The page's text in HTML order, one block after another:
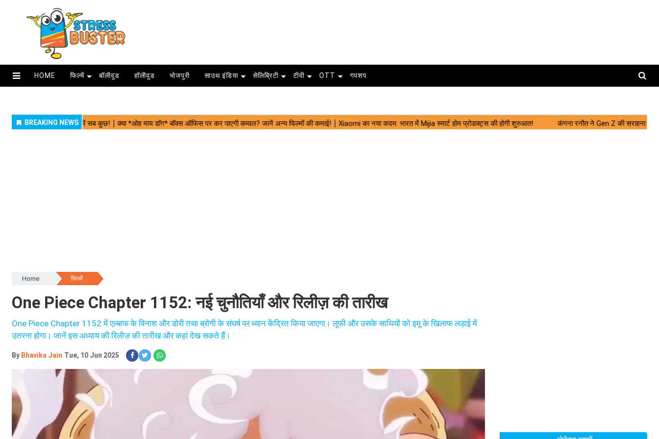
HOME फिल्में बॉलीवुड हॉलीवुड भोजपुरी साउथ इंडिया सेलिब्रिटी टीवी OTT गपशप
Home फिल्में
One Piece Chapter 1152: नई चुनौतियाँ और रिलीज़ की तारीख
One Piece Chapter 1152 में एल्बाफ के विनाश और डोरी तथा ब्रोगी के संघर्ष पर ध्यान केंद्रित किया जाएगा। लूफी और उसके साथियों को इमू के खिलाफ लड़ाई में
उतरना होगा। जानें इस अध्याय की रिलीज़ की तारीख और कहां देख सकते हैं।
By Bhavika Jain Tue, 10 Jun 2025